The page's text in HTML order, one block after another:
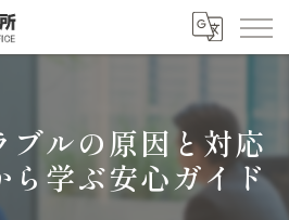
ブルの原因と対応
ら学ぶ安心ガイド